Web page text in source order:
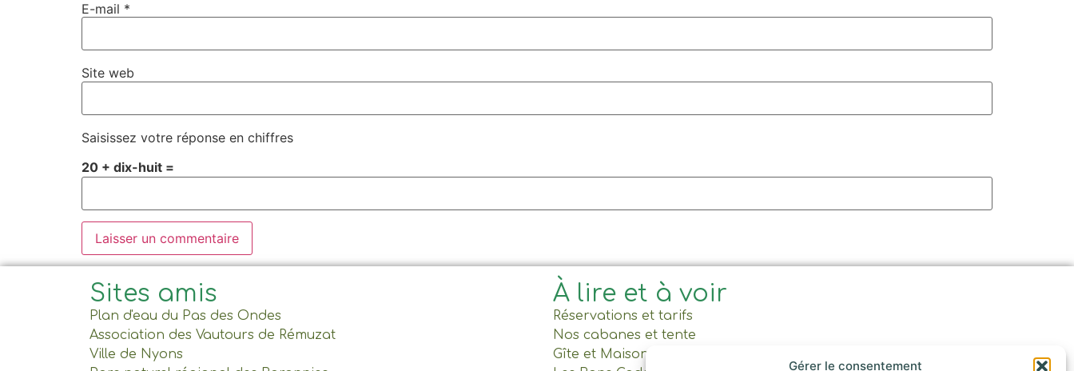
Gérer le consentement
E-mail *
Site web
Saisissez votre réponse en chiffres
20 + dix-huit =
Sites amis
Plan d'eau du Pas des Ondes
Association des Vautours de Rémuzat
Ville de Nyons
À lire et à voir
Réservations et tarifs
Nos cabanes et tente
Gîte et Maison commune